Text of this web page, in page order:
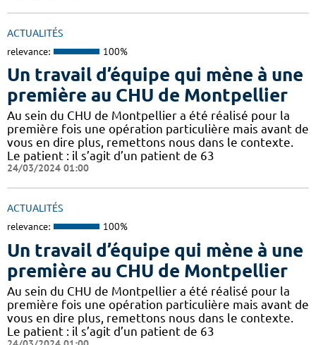
ACTUALITÉS
relevance: 100%
Un travail d’équipe qui mène à une
première au CHU de Montpellier
Au sein du CHU de Montpellier a été réalisé pour la
première fois une opération particulière mais avant de
vous en dire plus, remettons nous dans le contexte.
Le patient : il s’agit d’un patient de 63
24/03/2024 01:00
ACTUALITÉS
relevance: 100%
Un travail d’équipe qui mène à une
première au CHU de Montpellier
Au sein du CHU de Montpellier a été réalisé pour la
première fois une opération particulière mais avant de
vous en dire plus, remettons nous dans le contexte.
Le patient : il s’agit d’un patient de 63